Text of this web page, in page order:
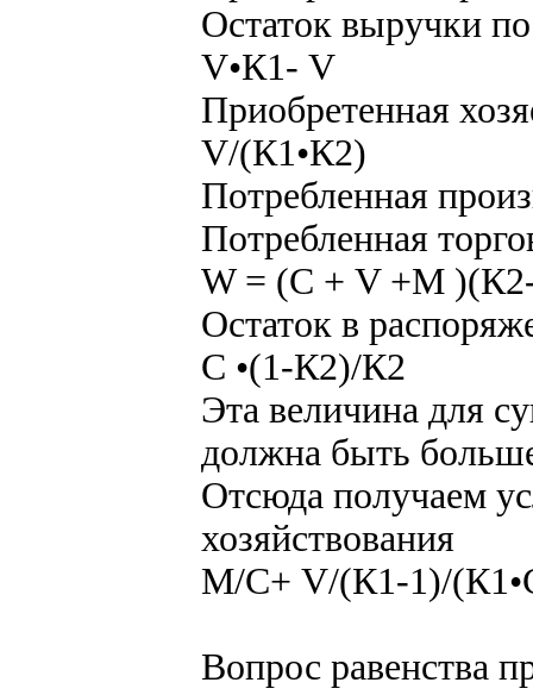
Остаток выручки
V•К1- V
Приобретенная
V/(К1•К2)
Потребленная
Потребленная
W = (С + V +M
Остаток в
С •(1-К2)/К2
Эта величина для
должна быть
Отсюда получаем
хозяйствования
М/С+ V/(К1-1)/
Вопрос равенства